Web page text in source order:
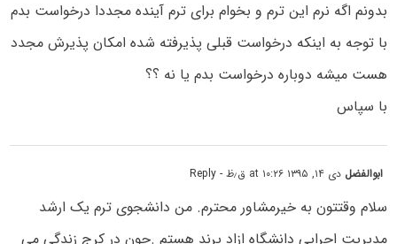
بدونم اگه نرم این ترم و بخوام برای ترم آینده مجددا درخواست بدم
با توجه به اینکه درخواست قبلی پذیرفته شده امکان پذیرش مجدد
هست میشه دوباره درخواست بدم یا نه ؟؟
با سپاس
ابوالفضل دی ۱۴, ۱۳۹۵ at ۱۰:۲۶ ق٫ظ - Reply
سلام وقتتون به خیرمشاور محترم. من دانشجوی ترم یک ارشد
مدیریت اجرایی دانشگاه ازاد پرند هستم .چون در کرج زندگی می